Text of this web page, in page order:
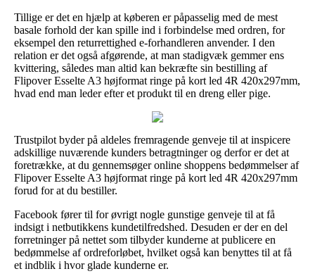
Tillige er det en hjælp at køberen er påpasselig med de mest
basale forhold der kan spille ind i forbindelse med ordren, for
eksempel den returrettighed e-forhandleren anvender. I den
relation er det også afgørende, at man stadigvæk gemmer ens
kvittering, således man altid kan bekræfte sin bestilling af
Flipover Esselte A3 højformat ringe på kort led 4R 420x297mm,
hvad end man leder efter et produkt til en dreng eller pige.
Trustpilot byder på aldeles fremragende genveje til at inspicere
adskillige nuværende kunders betragtninger og derfor er det at
foretrække, at du gennemsøger online shoppens bedømmelser af
Flipover Esselte A3 højformat ringe på kort led 4R 420x297mm
forud for at du bestiller.
Facebook fører til for øvrigt nogle gunstige genveje til at få
indsigt i netbutikkens kundetilfredshed. Desuden er der en del
forretninger på nettet som tilbyder kunderne at publicere en
bedømmelse af ordreforløbet, hvilket også kan benyttes til at få
et indblik i hvor glade kunderne er.